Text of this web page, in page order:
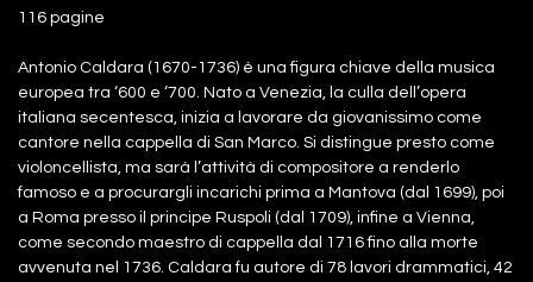
116 pagine
Antonio Caldara (1670-1736) è una figura chiave della musica
europea tra ‘600 e ‘700. Nato a Venezia, la culla dell’opera
italiana secentesca, inizia a lavorare da giovanissimo come
cantore nella cappella di San Marco. Si distingue presto come
violoncellista, ma sarà l’attività di compositore a renderlo
famoso e a procurargli incarichi prima a Mantova (dal 1699), poi
a Roma presso il principe Ruspoli (dal 1709), infine a Vienna,
come secondo maestro di cappella dal 1716 fino alla morte
avvenuta nel 1736. Caldara fu autore di 78 lavori drammatici, 42